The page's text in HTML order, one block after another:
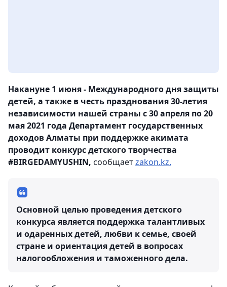
Накануне 1 июня - Международного дня защиты
детей, а также в честь празднования 30-летия
независимости нашей страны с 30 апреля по 20
мая 2021 года Департамент государственных
доходов Алматы при поддержке акимата
проводит конкурс детского творчества
#BIRGEDAMYUSHIN, сообщаетzakon.kz.
Основной целью проведения детского
конкурса является поддержка талантливых
и одаренных детей, любви к семье, своей
стране и ориентация детей в вопросах
налогообложения и таможенного дела.